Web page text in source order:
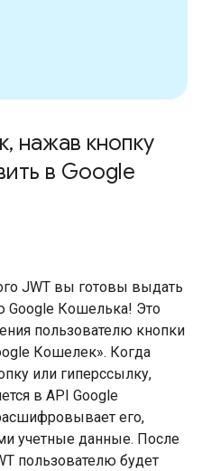
, нажав кнопку
в Google
JWT вы готовы выдать
Google Кошелька! Это
пользователю кнопки
Кошелек». Когда
или гиперссылку,
в API Google
его,
учетные данные. После
пользователю будет